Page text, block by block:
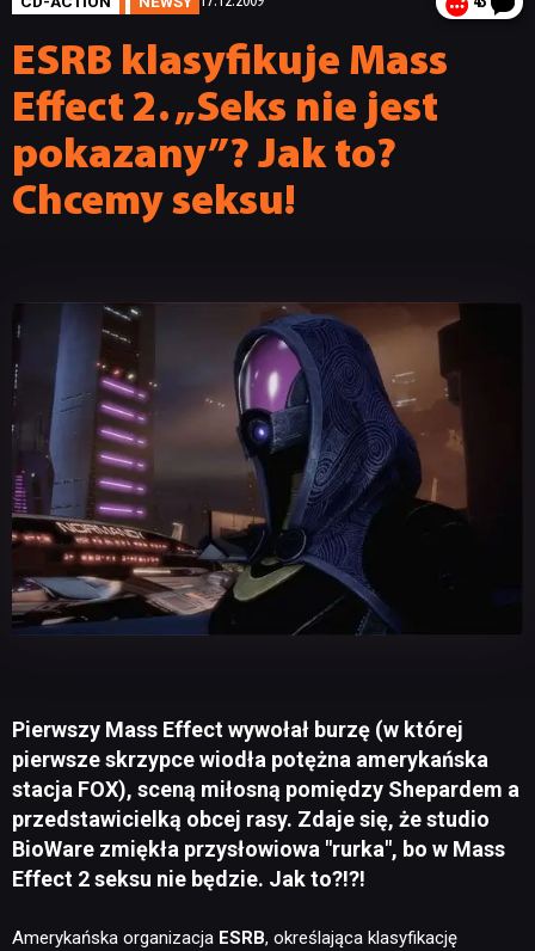
ESRB klasyfikuje Mass
Effect 2. „Seks nie jest
pokazany”? Jak to?
Chcemy seksu!
Pierwszy Mass Effect wywołał burzę (w której
pierwsze skrzypce wiodła potężna amerykańska
stacja FOX), sceną miłosną pomiędzy Shepardem a
przedstawicielką obcej rasy. Zdaje się, że studio
BioWare zmiękła przysłowiowa "rurka", bo w Mass
Effect 2 seksu nie będzie. Jak to?!?!
Amerykańska organizacja ESRB, określająca klasyfikację